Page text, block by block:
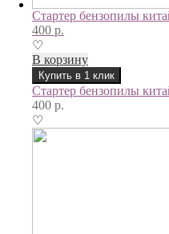
Стартер бензопилы
400 р.
♡
В корзину
Купить в 1 клик
Стартер бензопилы
400 р.
♡